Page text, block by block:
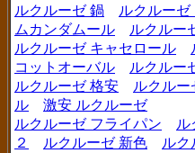
ルクルーゼ 鍋
ルクルーゼ
ムカンダムール
ルクルー
ルクルーゼ キャセロール
コットオーバル
ルクルー
ルクルーゼ 格安
ルクル
ル
激安 ルクルーゼ
ルクルーゼ フライパン
ル
２
ルクルーゼ 新色
ルク